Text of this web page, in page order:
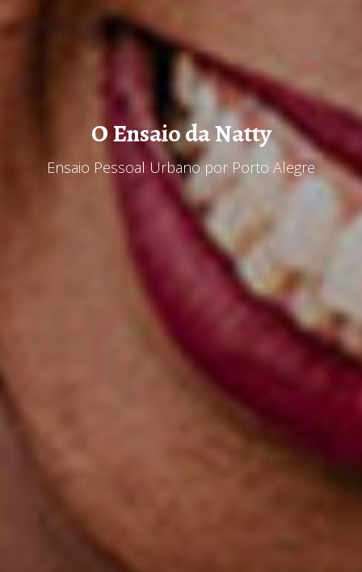
O Ensaio da Natty
Ensaio Pessoal Urbano por Porto Alegre